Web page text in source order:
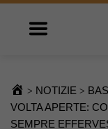
Open main
> NOTIZIE >
VOLTA APERTE:
SEMPRE